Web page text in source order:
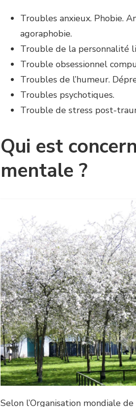
Troubles anxieux. Phobie.
agoraphobie.
Trouble de la personnalité
Trouble obsessionnel
Troubles de l’humeur.
Troubles psychotiques.
Trouble de stress post-
Qui est
mentale ?
Selon l’Organisation mondiale